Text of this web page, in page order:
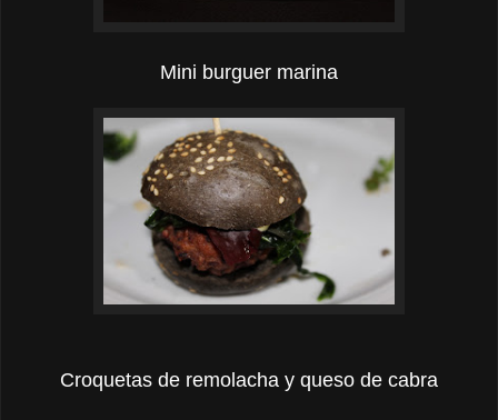
Mini burguer marina
Croquetas de remolacha y queso de cabra